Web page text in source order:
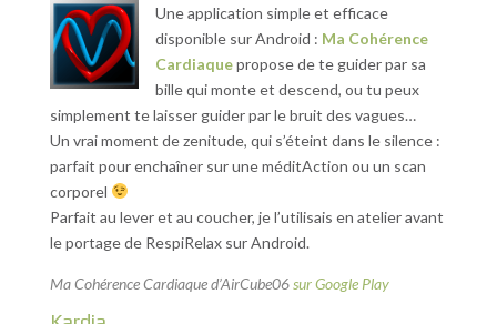
Une application simple et efficace
disponible sur Android : Ma Cohérence
Cardiaquepropose de te guider par sa
bille qui monte et descend, ou tu peux
simplement te laisser guider par le bruit des vagues…
Un vrai moment de zenitude, qui s’éteint dans le silence :
parfait pour enchaîner sur une méditAction ou un scan
corporel
Parfait au lever et au coucher, je l’utilisais en atelier avant
le portage de RespiRelax sur Android.
Ma Cohérence Cardiaque d’AirCube06sur Google Play